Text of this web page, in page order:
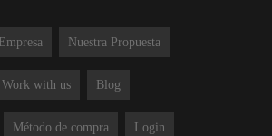
Empresa Nuestra Propuesta
Work with us Blog
Método de compra Login